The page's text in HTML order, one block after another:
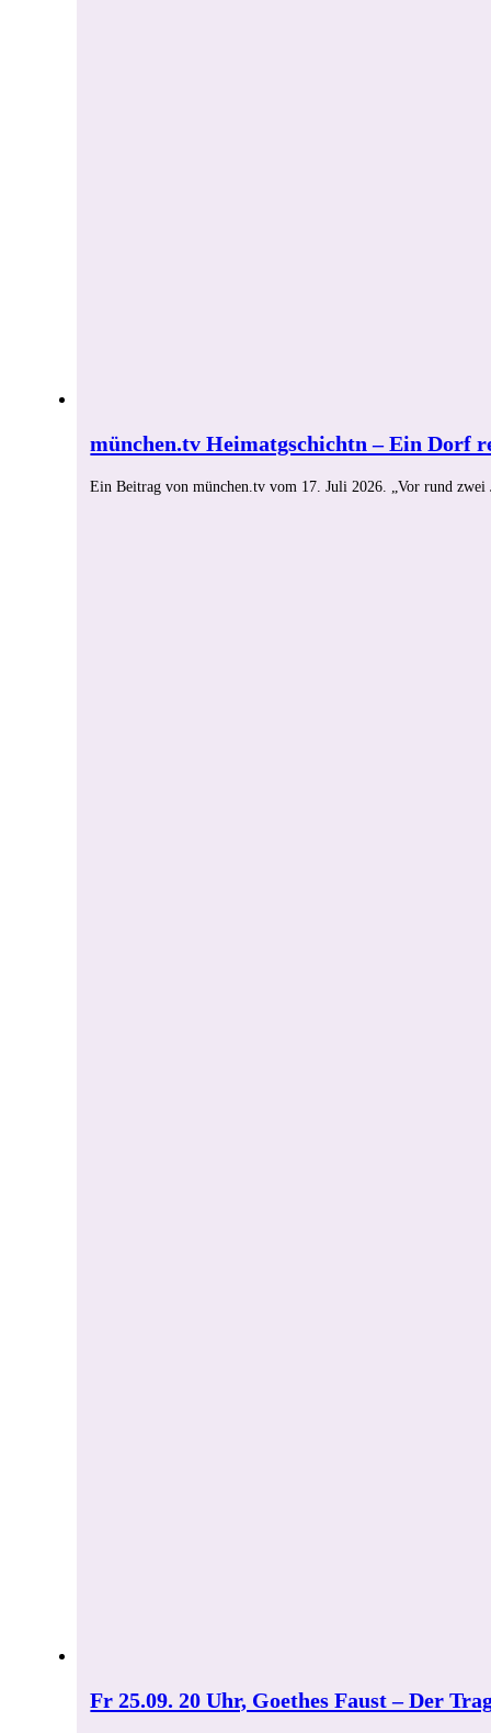
münchen.tv Heimatgschichtn – Ein
Ein Beitrag von münchen.tv vom 17. Juli 2026. „Vor rund
Fr 25.09. 20 Uhr, Goethes Faust – Der